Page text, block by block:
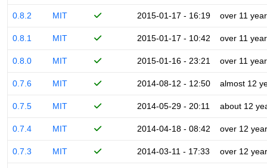
0.8.2 MIT 2015-01-17 - 16:19 over 11
0.8.1 MIT 2015-01-17 - 10:42 over 11
0.8.0 MIT 2015-01-16 - 23:21 over 11
0.7.6 MIT 2014-08-12 - 12:50 almost 12
0.7.5 MIT 2014-05-29 - 20:11 about 12
0.7.4 MIT 2014-04-18 - 08:42 over 12
0.7.3 MIT 2014-03-11 - 17:33 over 12